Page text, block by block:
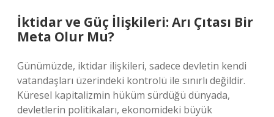
İktidar ve Güç İlişkileri: Arı Çıtası Bir
Meta Olur Mu?
Günümüzde, iktidar ilişkileri, sadece devletin kendi
vatandaşları üzerindeki kontrolü ile sınırlı değildir.
Küresel kapitalizmin hüküm sürdüğü dünyada,
devletlerin politikaları, ekonomideki büyük